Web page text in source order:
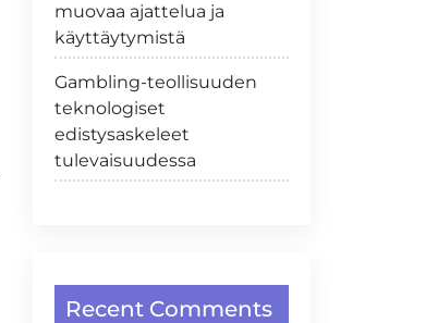
muovaa ajattelua ja
käyttäytymistä
Gambling-teollisuuden
teknologiset
edistysaskeleet
tulevaisuudessa
Recent Comments